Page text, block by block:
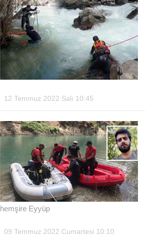
12 Temmuz 2022 Salı 10:45
hemşire Eyyüp
09 Temmuz 2022 Cumartesi 10:10